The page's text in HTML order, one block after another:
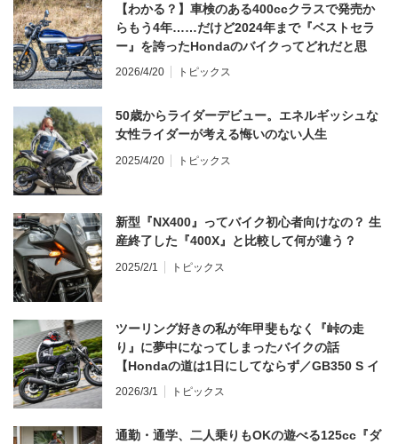
【わかる？】車検のある400ccクラスで発売か
らもう4年……だけど2024年まで『ベストセラ
ー』を誇ったHondaのバイクってどれだと思
う？
2026/4/20 トピックス
50歳からライダーデビュー。エネルギッシュな
女性ライダーが考える悔いのない人生
2025/4/20 トピックス
新型『NX400』ってバイク初心者向けなの？ 生
産終了した『400X』と比較して何が違う？
2025/2/1 トピックス
ツーリング好きの私が年甲斐もなく『峠の走
り』に夢中になってしまったバイクの話
【Hondaの道は1日にしてならず／GB350 S イ
ンプレ・レビュー 前編】
2026/3/1 トピックス
通勤・通学、二人乗りもOKの遊べる125cc『ダ